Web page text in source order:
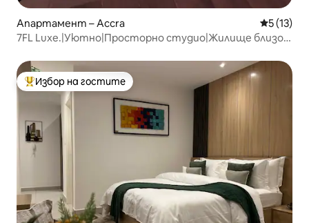
Апартамент – Accra Средна
5 (13)
7FL Luxe.|Уютно|Просторно студио|Жилище близо
Най-популярен избор на гостите
Избор на гостите